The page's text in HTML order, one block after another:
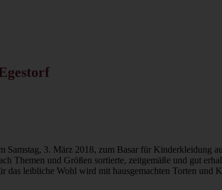
Samstag, 3. März 2018, zum Basar für Kinderkleidung
Themen und Größen sortierte, zeitgemäße und gut
das leibliche Wohl wird mit hausgemachten Torten